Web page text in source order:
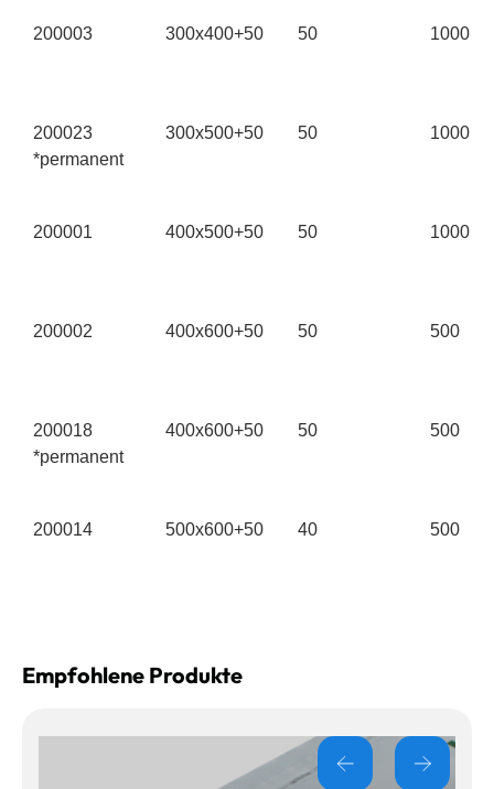
200003 300x400+50 50 1000
200023
*permanent
300x500+50 50 1000
200001 400x500+50 50 1000
200002 400x600+50 50 500
200018
*permanent
400x600+50 50 500
200014 500x600+50 40 500
Empfohlene Produkte